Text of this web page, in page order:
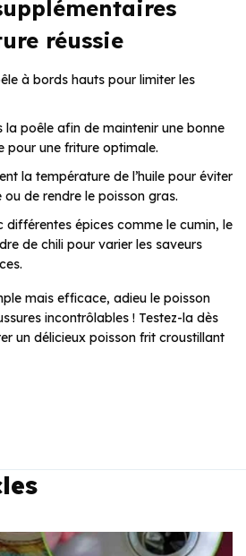
réussie
à bords hauts pour limiter les
la poêle afin de maintenir une bonne
pour une friture optimale.
la température de l’huile pour éviter
de rendre le poisson gras.
différentes épices comme le cumin, le
de chili pour varier les saveurs
mais efficace, adieu le poisson
incontrôlables ! Testez-la dès
un délicieux poisson frit croustillant